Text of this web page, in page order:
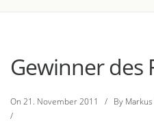
Gewinner des
On 21. November 2011 / By
/